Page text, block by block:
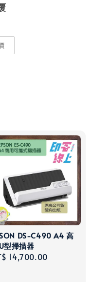
DS-C490 A4 高
型掃描器
14,700.00